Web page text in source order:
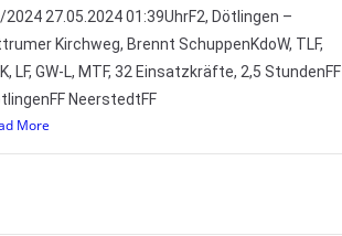
2024 27.05.2024 01:39UhrF2, Dötlingen –
Kirchweg, Brennt SchuppenKdoW, TLF,
LF, GW-L, MTF, 32 Einsatzkräfte, 2,5 StundenFF
NeerstedtFF
More